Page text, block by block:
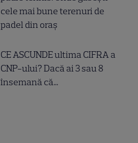
cele mai bune terenuri de
padel din oraș
CE ASCUNDE ultima CIFRA a
CNP-ului? Dacă ai 3 sau 8
însemană că...